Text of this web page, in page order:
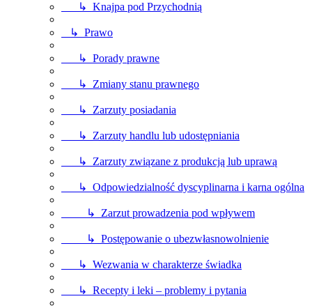
↳ Knajpa pod Przychodnią
↳ Prawo
↳ Porady prawne
↳ Zmiany stanu prawnego
↳ Zarzuty posiadania
↳ Zarzuty handlu lub udostępniania
↳ Zarzuty związane z produkcją lub uprawą
↳ Odpowiedzialność dyscyplinarna i karna ogólna
↳ Zarzut prowadzenia pod wpływem
↳ Postępowanie o ubezwłasnowolnienie
↳ Wezwania w charakterze świadka
↳ Recepty i leki – problemy i pytania